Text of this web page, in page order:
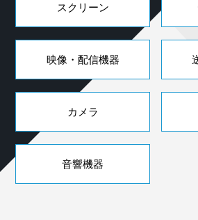
スクリーン
映像・配信機器
カメラ
音響機器